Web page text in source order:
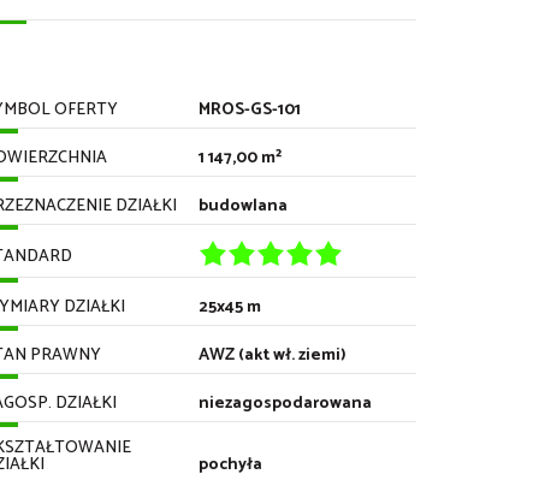
OFERTY
MROS-GS-101
1 147,00 m²
DZIAŁKI
budowlana
DZIAŁKI
25x45 m
PRAWNY
AWZ (akt wł. ziemi)
DZIAŁKI
niezagospodarowana
pochyła